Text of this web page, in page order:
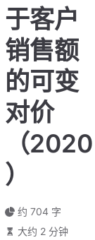
于客户
销售额
的可变
对价
（2020
）
约 704 字
大约 2 分钟